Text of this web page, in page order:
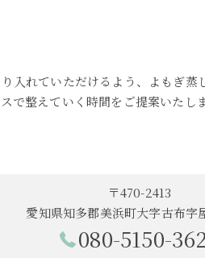
入れていただけるよう、よもぎ
で整えていく時間をご提案いたしま
〒470-2413
愛知県知多郡美浜町大字古布字
080-5150-